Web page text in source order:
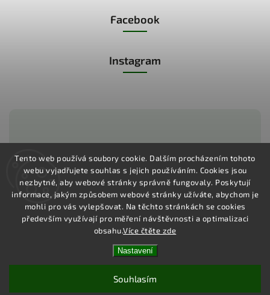
Tento web používá soubory cookie. Dalším procházením tohoto
webu vyjadřujete souhlas s jejich používáním. Cookies jsou
nezbytné, aby webové stránky správně fungovaly. Poskytují
informace, jakým způsobem webové stránky užíváte, abychom je
mohli pro vás vylepšovat. Na těchto stránkách se cookies
především využívají pro měření návštěvnosti a optimalizaci
obsahu.Více čtěte zde
Nastavení
Souhlasím
Zákaznická podpora:
+420 775 730 350
Facebook
Instagram
Copyright 2026Pharma Activ. Všechna práva vyhrazena.
VytvořilShoptet| Design